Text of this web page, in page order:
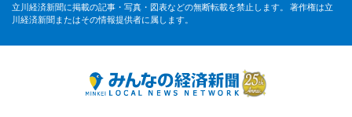
立川経済新聞に掲載の記事・写真・図表などの無断転載を禁止します。 著作権は立
川経済新聞またはその情報提供者に属します。